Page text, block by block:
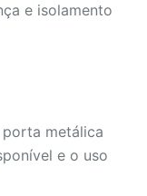
e isolamento
metálica
e o uso